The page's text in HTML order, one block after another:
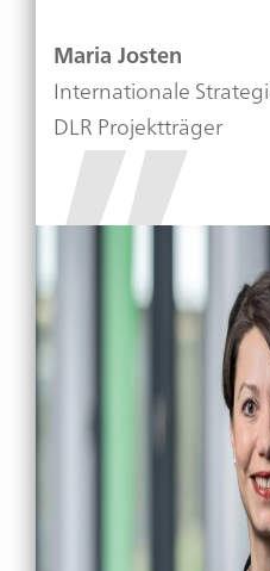
Maria Josten
Internationale
DLR Projektträger